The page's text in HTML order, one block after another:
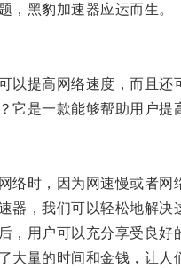
黑豹加速器应运而生。
提高网络速度，而且还
是一款能够帮助用户提
时，因为网速慢或者网
，我们可以轻松地解决
用户可以充分享受良好
量的时间和金钱，让人